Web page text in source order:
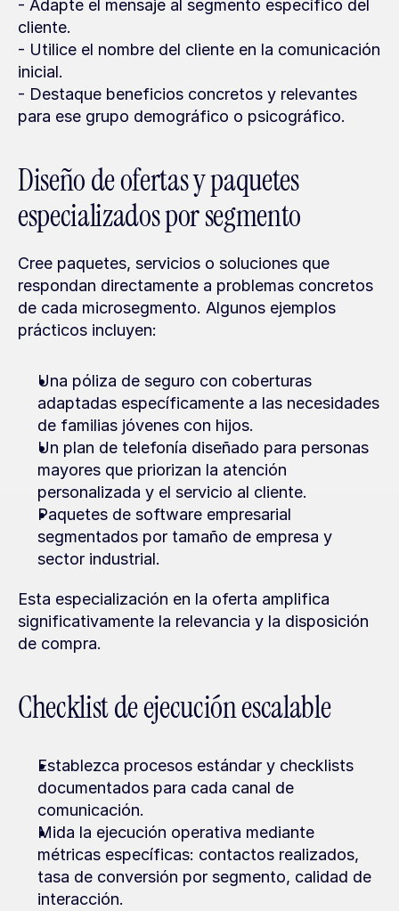
- Adapte el mensaje al segmento específico del
cliente.
- Utilice el nombre del cliente en la comunicación
inicial.
- Destaque beneficios concretos y relevantes
para ese grupo demográfico o psicográfico.
Diseño de ofertas y paquetes
especializados por segmento
Cree paquetes, servicios o soluciones que
respondan directamente a problemas concretos
de cada microsegmento. Algunos ejemplos
prácticos incluyen:
Una póliza de seguro con coberturas
adaptadas específicamente a las necesidades
de familias jóvenes con hijos.
Un plan de telefonía diseñado para personas
mayores que priorizan la atención
personalizada y el servicio al cliente.
Paquetes de software empresarial
segmentados por tamaño de empresa y
sector industrial.
Esta especialización en la oferta amplifica
significativamente la relevancia y la disposición
de compra.
Checklist de ejecución escalable
Establezca procesos estándar y checklists
documentados para cada canal de
comunicación.
Mida la ejecución operativa mediante
métricas específicas: contactos realizados,
tasa de conversión por segmento, calidad de
interacción.